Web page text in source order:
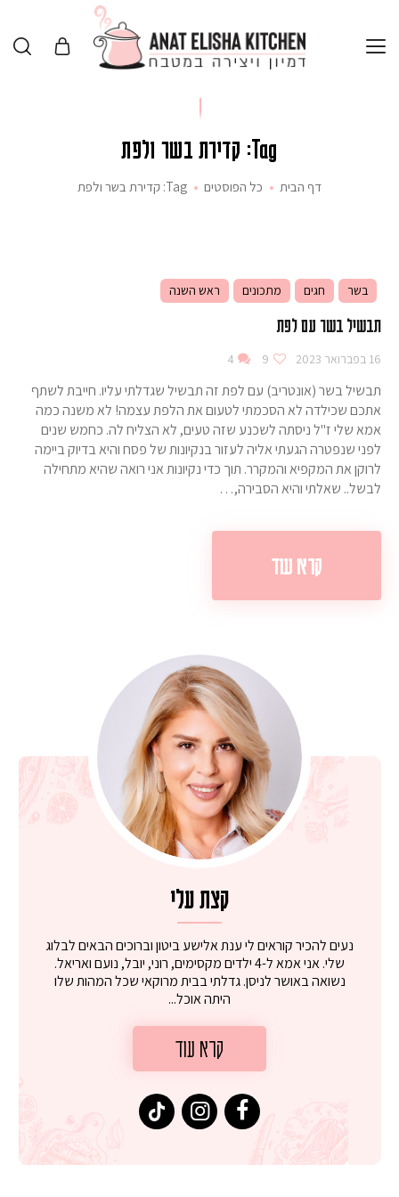
Tag: קדירת בשר ולפת
דף הבית כל הפוסטים Tag: קדירת בשר ולפת
בשר חגים מתכונים ראש השנה
תבשיל בשר עם לפת
16 בפברואר 2023 9
4
תבשיל בשר (אונטריב) עם לפת זה תבשיל שגדלתי עליו. חייבת לשתף
אתכם שכילדה לא הסכמתי לטעום את הלפת עצמה! לא משנה כמה
אמא שלי ז"ל ניסתה לשכנע שזה טעים, לא הצליח לה. כחמש שנים
לפני שנפטרה הגעתי אליה לעזור בנקיונות של פסח והיא בדיוק ביימה
לרוקן את המקפיא והמקרר. תוך כדי נקיונות אני רואה שהיא מתחילה
לבשל.. שאלתי והיא הסבירה,…
קרא עוד
קצת עלי
נעים להכיר קוראים לי ענת אלישע ביטון וברוכים הבאים לבלוג
שלי. אני אמא ל-4 ילדים מקסימים, רוני, יובל, נועם ואריאל.
נשואה באושר לניסן. גדלתי בבית מרוקאי שכל המהות שלו
היתה אוכל...
קרא עוד